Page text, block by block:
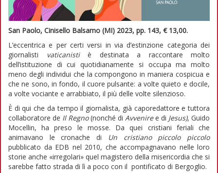
San Paolo, Cinisello Balsamo (MI) 2023, pp. 143, € 13,00.
L’eccentrica e per certi versi in via d’estinzione categoria dei
giornalisti
vaticanistiè destinata a raccontare molto
dell’istituzione di cui quotidianamente si occupa ma molto
meno degli individui che la compongono in maniera cospicua e
che ne sono, in fondo, il cuore pulsante: a volte quieto e docile,
a volte vociante e arrabbiato, il più delle volte silenzioso.
È di qui che da tempo il giornalista, già caporedattore e tuttora
collaboratore de Il Regno(nonché di Avveniree di Jesus), Guido
Mocellin, ha preso le mosse. Da quei cristiani feriali che
animavano le cronache di
Un cristiano piccolo piccolo
pubblicato da EDB nel 2010, che accompagnavano nelle loro
storie anche «irregolari» quel magistero della misericordia che si
sarebbe fatto strada di lì a poco con il pontificato di Bergoglio.